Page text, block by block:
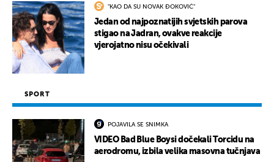
"KAO DA SU NOVAK ĐOKOVIĆ"
Jedan od najpoznatijih svjetskih parova
stigao na Jadran, ovakve reakcije
vjerojatno nisu očekivali
SPORT
POJAVILA SE SNIMKA
VIDEO Bad Blue Boysi dočekali Torcidu na
aerodromu, izbila velika masovna tučnjava